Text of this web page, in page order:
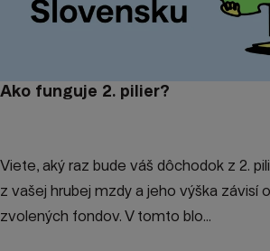
Ako funguje 2. pilier?
Viete, aký raz bude váš dôchodok z 2.
z vašej hrubej mzdy a jeho výška závisí
zvolených fondov. V tomto blo...